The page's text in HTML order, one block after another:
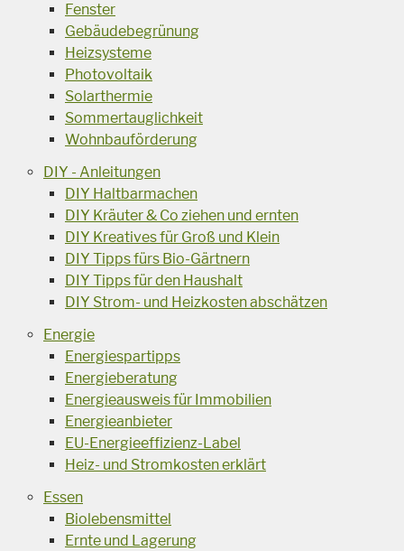
Fenster
Gebäudebegrünung
Heizsysteme
Photovoltaik
Solarthermie
Sommertauglichkeit
Wohnbauförderung
DIY - Anleitungen
DIY Haltbarmachen
DIY Kräuter & Co ziehen und ernten
DIY Kreatives für Groß und Klein
DIY Tipps fürs Bio-Gärtnern
DIY Tipps für den Haushalt
DIY Strom- und Heizkosten abschätzen
Energie
Energiespartipps
Energieberatung
Energieausweis für Immobilien
Energieanbieter
EU-Energieeffizienz-Label
Heiz- und Stromkosten erklärt
Essen
Biolebensmittel
Ernte und Lagerung